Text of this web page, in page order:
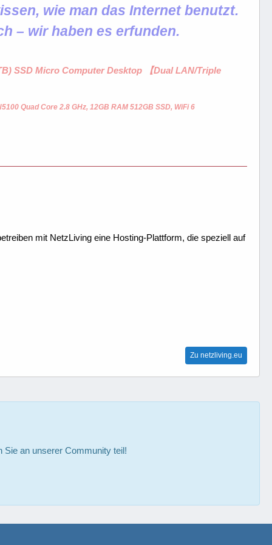
wie man das Internet benutzt.
– wir haben es erfunden.
SSD Micro Computer Desktop 【Dual LAN/Triple
Quad Core 2.8 GHz, 12GB RAM 512GB SSD, WiFi 6
mit NetzLiving eine Hosting-Plattform, die speziell auf
Zu netzliving.eu
Sie an unserer Community teil!